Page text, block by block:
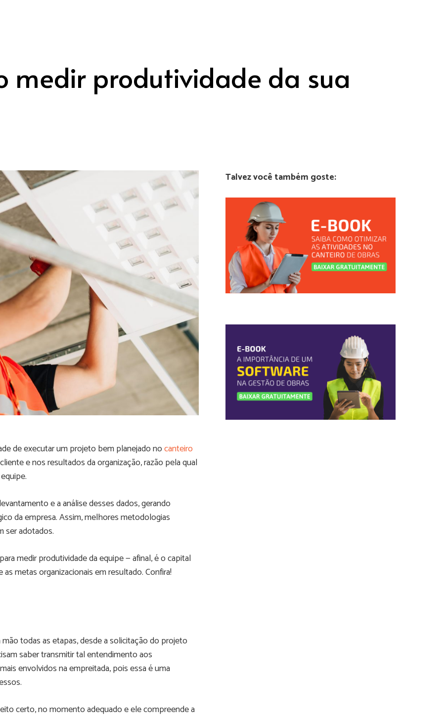
medir produtividade da sua
de executar um projeto bem planejado nocanteiro
e nos resultados da organização, razão pela qual
e a análise desses dados, gerando
da empresa. Assim, melhores metodologias
ser adotados.
medir produtividade da equipe — afinal, é o capital
metas organizacionais em resultado. Confira!
todas as etapas, desde a solicitação do projeto
saber transmitir tal entendimento aos
envolvidos na empreitada, pois essa é uma
certo, no momento adequado e ele compreende a
Talvez você também goste: